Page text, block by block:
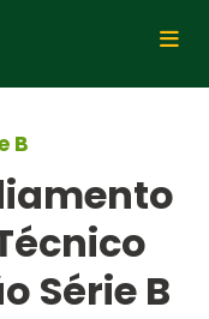
B
Série B